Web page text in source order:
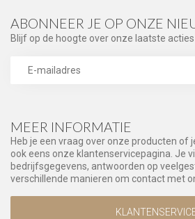
MEER INFORMATIE
Heb je een vraag over onze producten of
ook eens onze klantenservicepagina. Je
bedrijfsgegevens, antwoorden op
verschillende manieren om contact met
ABONNEER JE OP ONZE
Blijf op de hoogte over onze laatste acties